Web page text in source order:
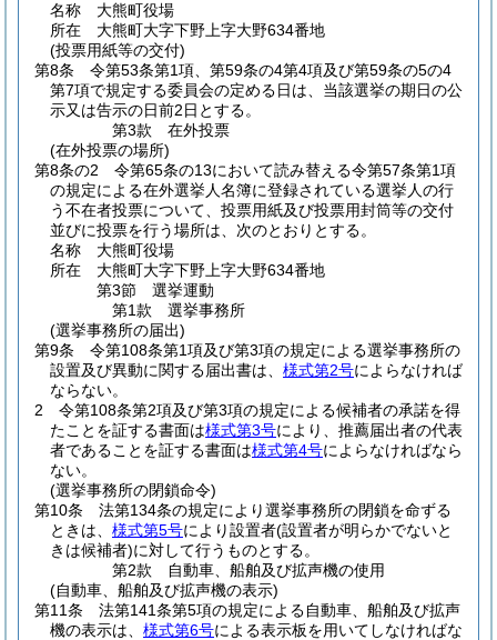
名称 大熊町役場
所在 大熊町大字下野上字大野634番地
(投票用紙等の交付)
第8条
令第53条第1項、第59条の4第4項及び第59条の5の4
第7項で規定する委員会の定める日は、当該選挙の期日の公
示又は告示の日前2日とする。
第3款
在外投票
(在外投票の場所)
第8条の2
令第65条の13において読み替える令第57条第1項
の規定による在外選挙人名簿に登録されている選挙人の行
う不在者投票について、投票用紙及び投票用封筒等の交付
並びに投票を行う場所は、次のとおりとする。
名称 大熊町役場
所在 大熊町大字下野上字大野634番地
第3節
選挙運動
第1款
選挙事務所
(選挙事務所の届出)
第9条
令第108条第1項及び第3項の規定による選挙事務所の
設置及び異動に関する届出書は、 様式第2号によらなければ
ならない。
2
令第108条第2項及び第3項の規定による候補者の承諾を得
たことを証する書面は様式第3号により、推薦届出者の代表
者であることを証する書面は様式第4号によらなければなら
ない。
(選挙事務所の閉鎖命令)
第10条
法第134条の規定により選挙事務所の閉鎖を命ずる
ときは、 様式第5号により設置者(設置者が明らかでないと
きは候補者)に対して行うものとする。
第2款
自動車、船舶及び拡声機の使用
(自動車、船舶及び拡声機の表示)
第11条
法第141条第5項の規定による自動車、船舶及び拡声
機の表示は、 様式第6号による表示板を用いてしなければな